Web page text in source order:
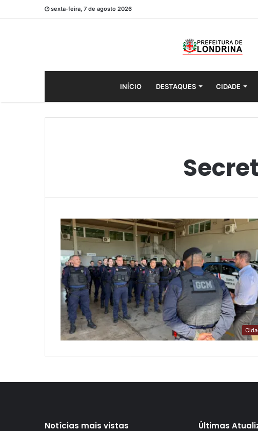
sexta-feira, 7 de agosto 2026
INÍCIO DESTAQUES CIDADE
Notícias mais vistas Últimas